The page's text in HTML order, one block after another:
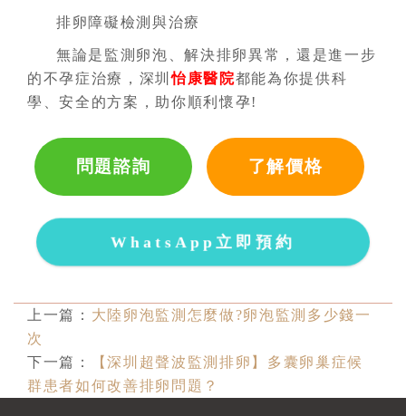
排卵障礙檢測與治療
無論是監測卵泡、解決排卵異常，還是進一步
的不孕症治療，深圳怡康醫院都能為你提供科
學、安全的方案，助你順利懷孕!
問題諮詢 了解價格
WhatsApp立即預約
上一篇： 大陸卵泡監測怎麼做?卵泡監測多少錢一
次
下一篇：
【深圳超聲波監測排卵】多囊卵巢症候
群患者如何改善排卵問題？